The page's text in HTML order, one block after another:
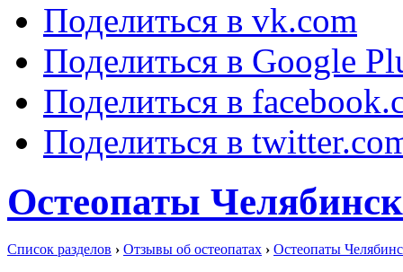
Поделиться в vk.com
Поделиться в Google
Поделиться в
Поделиться в
Остеопаты
Список разделов › Отзывы об остеопатах › Остеопаты